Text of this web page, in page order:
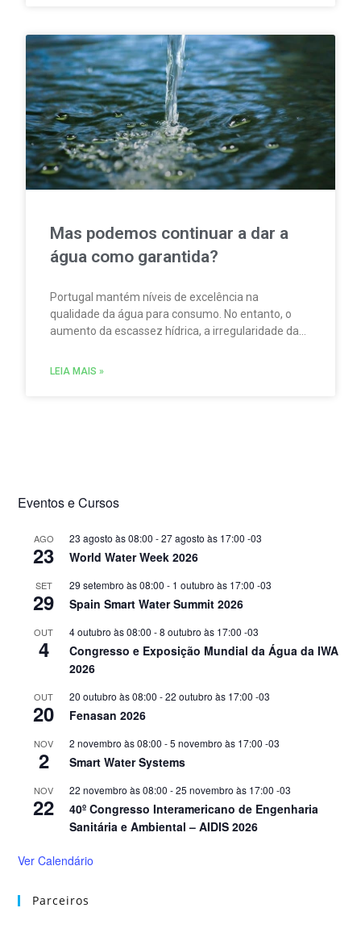
melhorar o desempenho dos seus produtos,
combinando fiabilidade mecânica e segurança.
Mas podemos continuar a dar a
água como garantida?
Portugal mantém níveis de excelência na
qualidade da água para consumo. No entanto, o
aumento da escassez hídrica, a irregularidade da
obrigam o país a preparar-se para um futuro mais
LEIA MAIS »
Eventos e Cursos
AGO
23
23 agosto às 08:00 -27 agosto às 17:00 -03
World Water Week 2026
SET
29
29 setembro às 08:00 - 1 outubro às 17:00 -03
Spain Smart Water Summit 2026
OUT
4
4 outubro às 08:00 -8 outubro às 17:00 -03
Congresso e Exposição Mundial da Água da IWA
2026
OUT
20
20 outubro às 08:00 -22 outubro às 17:00 -03
Fenasan 2026
NOV
2
2 novembro às 08:00 -5 novembro às 17:00 -03
Smart Water Systems
NOV
22
22 novembro às 08:00 -25 novembro às 17:00 -03
40º Congresso Interamericano de Engenharia
Sanitária e Ambiental – AIDIS 2026
Ver Calendário
Parceiros